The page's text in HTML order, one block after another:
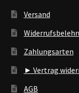
Versand
Zahlungsarten
► Vertrag
AGB